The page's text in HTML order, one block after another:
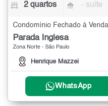
2 quartos - suíte
Parada Inglesa
Zona Norte - São Paulo
Henrique Mazzei
WhatsApp